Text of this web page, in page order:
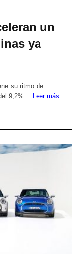
un
ya
su ritmo de
9,2%…
Leer más